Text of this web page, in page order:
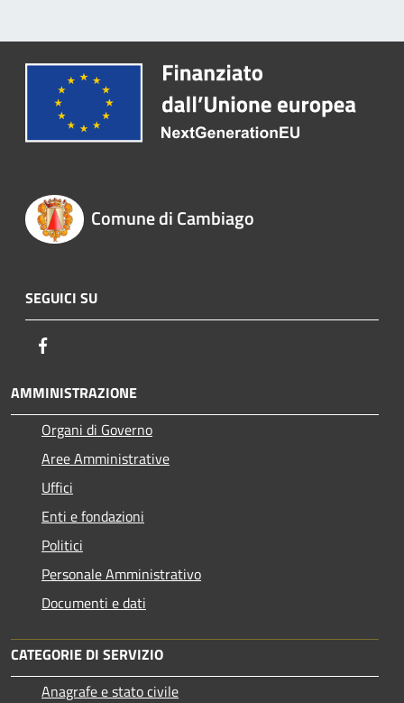
Comune di Cambiago
SEGUICI SU
AMMINISTRAZIONE
Organi di Governo
Aree Amministrative
Uffici
Enti e fondazioni
Politici
Personale Amministrativo
Documenti e dati
CATEGORIE DI SERVIZIO
Anagrafe e stato civile